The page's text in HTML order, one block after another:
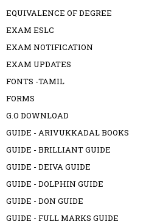
EQUIVALENCE OF DEGREE
EXAM ESLC
EXAM NOTIFICATION
EXAM UPDATES
FONTS -TAMIL
FORMS
G.O DOWNLOAD
GUIDE - ARIVUKKADAL BOOKS
GUIDE - BRILLIANT GUIDE
GUIDE - DEIVA GUIDE
GUIDE - DOLPHIN GUIDE
GUIDE - DON GUIDE
GUIDE - FULL MARKS GUIDE